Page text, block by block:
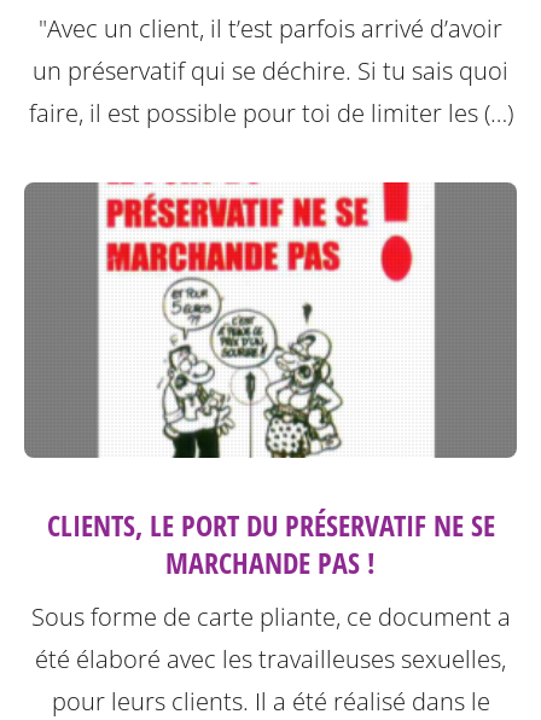
"Avec un client, il t’est parfois arrivé d’avoir
un préservatif qui se déchire. Si tu sais quoi
faire, il est possible pour toi de limiter les (…)
CLIENTS, LE PORT DU PRÉSERVATIF NE SE
MARCHANDE PAS !
Sous forme de carte pliante, ce document a
été élaboré avec les travailleuses sexuelles,
pour leurs clients. Il a été réalisé dans le